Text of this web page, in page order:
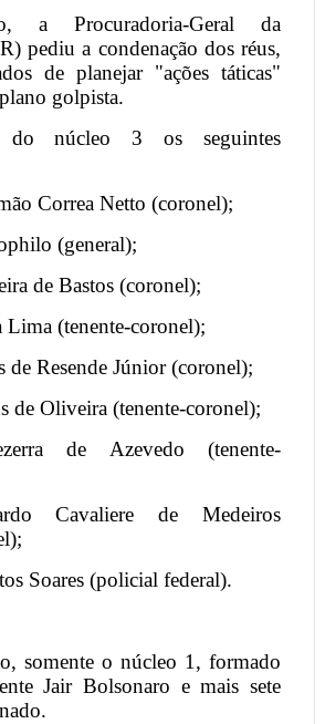
a Procuradoria-Geral da
pediu a condenação dos réus,
de planejar "ações táticas"
golpista.
do núcleo 3 os seguintes
Correa Netto (coronel);
(general);
de Bastos (coronel);
Lima (tenente-coronel);
de Resende Júnior (coronel);
de Oliveira (tenente-coronel);
de Azevedo (tenente-
Cavaliere de Medeiros
Soares (policial federal).
somente o núcleo 1, formado
Jair Bolsonaro e mais sete